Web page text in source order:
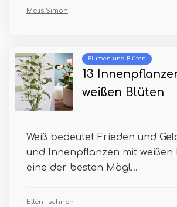
Melis Simon
Blumen und Blüten
13
weißen Blüten
Weiß bedeutet Frieden und
und Innenpflanzen mit weißen
eine der besten Mögl...
Ellen Tschirch